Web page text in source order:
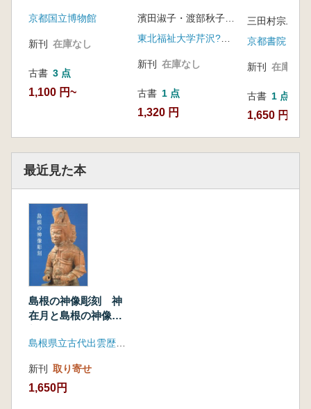
京都国立博物館
新刊 在庫なし
古書 3 点
1,100 円~
新刊 在庫なし
古書 1 点
1,320 円
三田村宗二
京都書院
新刊 在庫なし
古書 1 点
1,650 円
最近見た本
島根の神像彫刻 神
在月と島根の神像彫
新刊 取り寄せ
1,650円